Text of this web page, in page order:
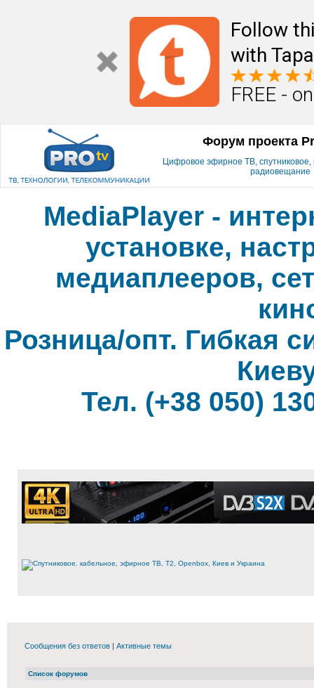
Follow
with
FREE -
Форум проекта
Цифровое эфирное ТВ, спутниковое,
радиовещание
MediaPlayer -
установке,
медиаплееров,
Розница/опт. Гибкая
Тел. (+38 050)
Сообщения без ответов | Активные темы
Список форумов